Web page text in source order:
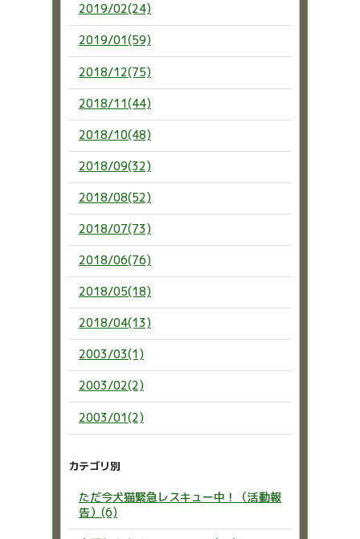
2019/02(24)
2019/01(59)
2018/12(75)
2018/11(44)
2018/10(48)
2018/09(32)
2018/08(52)
2018/07(73)
2018/06(76)
2018/05(18)
2018/04(13)
2003/03(1)
2003/02(2)
2003/01(2)
カテゴリ別
ただ今犬猫緊急レスキュー中！（活動報
告）(6)